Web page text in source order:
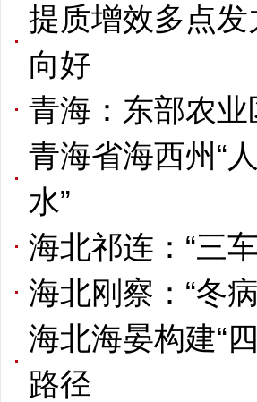
提质增效多点
向好
青海：东部农
青海省海西州“
水”
海北祁连：“三
海北刚察：“冬
海北海晏构建“
路径